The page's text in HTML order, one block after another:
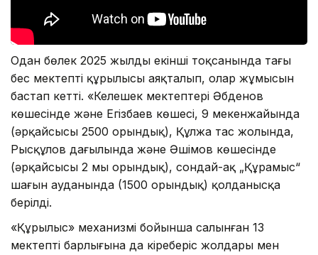
Одан бөлек 2025 жылдың екінші тоқсанында тағы
бес мектептің құрылысы аяқталып, олар жұмысын
бастап кетті. «Келешек мектептері Әбденов
көшесінде және Егізбаев көшесі, 9 мекенжайында
(әрқайсысы 2500 орындық), Құлжа тас жолында,
Рысқұлов даңғылында және Әшімов көшесінде
(әрқайсысы 2 мың орындық), сондай-ақ „Құрамыс“
шағын ауданында (1500 орындық) қолданысқа
берілді.
«Құрылыс» механизмі бойынша салынған 13
мектептің барлығына да кіреберіс жолдары мен